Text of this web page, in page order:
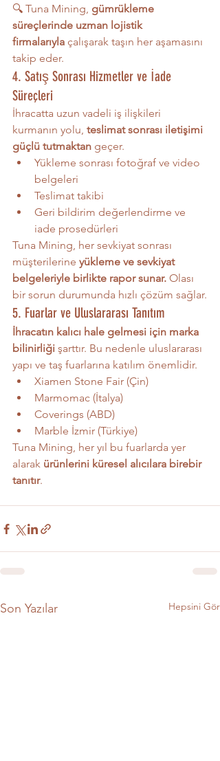
🔍 Tuna Mining, gümrükleme
süreçlerinde uzman lojistik
firmalarıyla çalışarak taşın her aşamasını
takip eder.
4. Satış Sonrası Hizmetler ve İade
Süreçleri
İhracatta uzun vadeli iş ilişkileri
kurmanın yolu, teslimat sonrası iletişimi
güçlü tutmaktan geçer.
Yükleme sonrası fotoğraf ve video
belgeleri
Teslimat takibi
Geri bildirim değerlendirme ve
iade prosedürleri
Tuna Mining, her sevkiyat sonrası
müşterilerine yükleme ve sevkiyat
belgeleriyle birlikte rapor sunar. Olası
bir sorun durumunda hızlı çözüm sağlar.
5. Fuarlar ve Uluslararası Tanıtım
İhracatın kalıcı hale gelmesi için marka
bilinirliği şarttır. Bu nedenle uluslararası
yapı ve taş fuarlarına katılım önemlidir.
Xiamen Stone Fair (Çin)
Marmomac (İtalya)
Coverings (ABD)
Marble İzmir (Türkiye)
Tuna Mining, her yıl bu fuarlarda yer
alarak ürünlerini küresel alıcılara birebir
tanıtır.
Son Yazılar Hepsini Gör